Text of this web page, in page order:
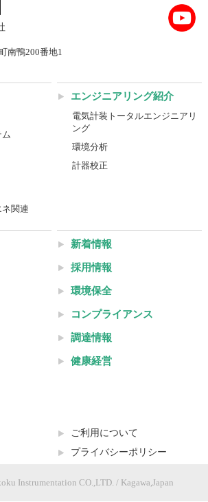
南鴨200番地1
ネ関連
エンジニアリング紹介
電気計装トータルエンジニアリ
ング
環境分析
計器校正
新着情報
採用情報
環境保全
コンプライアンス
調達情報
健康経営
ご利用について
プライバシーポリシー
Instrumentation CO.,LTD. / Kagawa,Japan